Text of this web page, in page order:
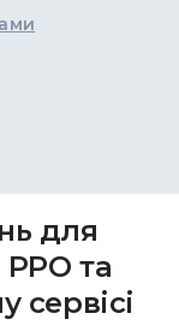
для
та
сервісі